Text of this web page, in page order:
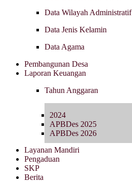
Data Wilayah Administratif
Data Jenis Kelamin
Data Agama
Pembangunan Desa
Laporan Keuangan
Tahun Anggaran
2024
APBDes 2025
APBDes 2026
Layanan Mandiri
Pengaduan
SKP
Berita